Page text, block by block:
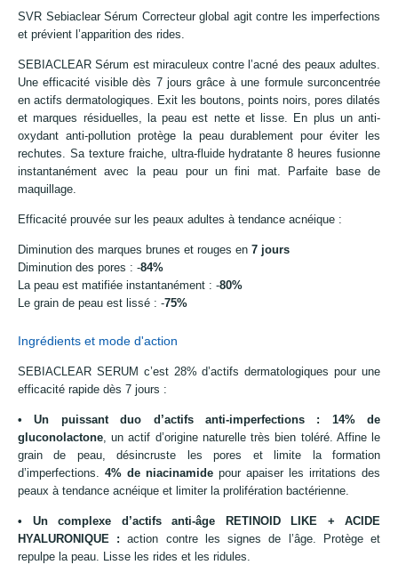
SVR Sebiaclear Sérum Correcteur global agit contre les imperfections
et prévient l’apparition des rides.
SEBIACLEAR Sérum est miraculeux contre l’acné des peaux adultes.
Une efficacité visible dès 7 jours grâce à une formule surconcentrée
en actifs dermatologiques. Exit les boutons, points noirs, pores dilatés
et marques résiduelles, la peau est nette et lisse. En plus un anti-
oxydant anti-pollution protège la peau durablement pour éviter les
rechutes. Sa texture fraiche, ultra-fluide hydratante 8 heures fusionne
instantanément avec la peau pour un fini mat. Parfaite base de
maquillage.
Efficacité prouvée sur les peaux adultes à tendance acnéique :
Diminution des marques brunes et rouges en 7 jours
Diminution des pores : -84%
La peau est matifiée instantanément : -80%
Le grain de peau est lissé : -75%
Ingrédients et mode d'action
SEBIACLEAR SERUM c’est 28% d’actifs dermatologiques pour une
efficacité rapide dès 7 jours :
• Un puissant duo d’actifs anti-imperfections :
14% de
gluconolactone, un actif d’origine naturelle très bien toléré. Affine le
grain de peau, désincruste les pores et limite la formation
d’imperfections. 4% de niacinamide pour apaiser les irritations des
peaux à tendance acnéique et limiter la prolifération bactérienne.
• Un complexe d’actifs anti-âge
RETINOID LIKE + ACIDE
HYALURONIQUE :action contre les signes de l’âge. Protège et
repulpe la peau. Lisse les rides et les ridules.